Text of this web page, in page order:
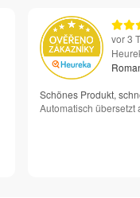
vor 3
Schönes Produkt,
Automatisch übersetzt